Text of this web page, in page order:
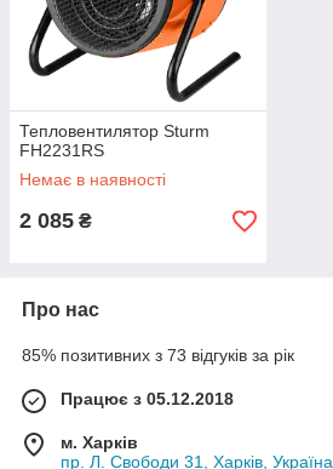
Тепловентилятор Sturm
FH2231RS
Немає в наявності
2 085 ₴
Про нас
85% позитивних з 73 відгуків за рік
Працює з 05.12.2018
м. Харків
пр. Л. Свободи 31, Харків, Україна